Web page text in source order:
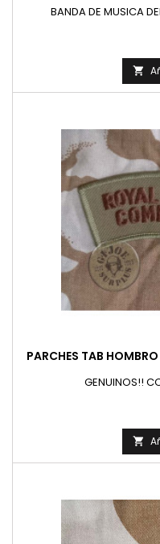
BANDA DE MUSICA

PARCHES TAB
GENUINOS!!
